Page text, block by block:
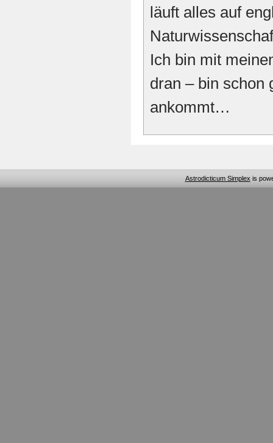
läuft alles auf
Ich bin mit
dran – bin schon
ankommt…
Astrodicticum Simplex is